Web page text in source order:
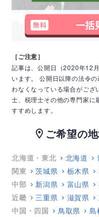
［ご注意］
記事は、公開日（2020年12
います。
公開日以降の法令
わなくなっている場合がござ
士、税理士その他の専門家に
すすめします。
location_on ご希望の
北海道・東北 北海道
関東
茨城県 栃木県
中部
新潟県 富山県
近畿
三重県 滋賀県
中国・四国
鳥取県 島